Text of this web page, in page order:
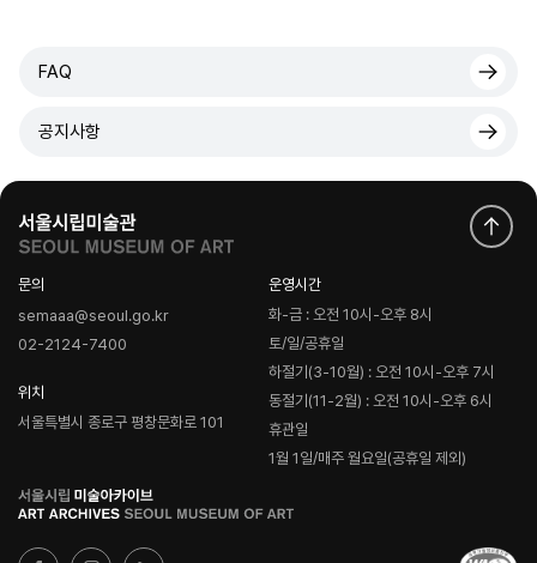
FAQ
공지사항
문의
semaaa@seoul.go.kr
02-2124-7400
위치
서울특별시 종로구 평창문화로 101
운영시간
화-금 : 오전 10시-오후 8시
토/일/공휴일
하절기(3-10월) : 오전 10시-오후 7시
동절기(11-2월) : 오전 10시-오후 6시
휴관일
1월 1일/매주 월요일(공휴일 제외)
로
고